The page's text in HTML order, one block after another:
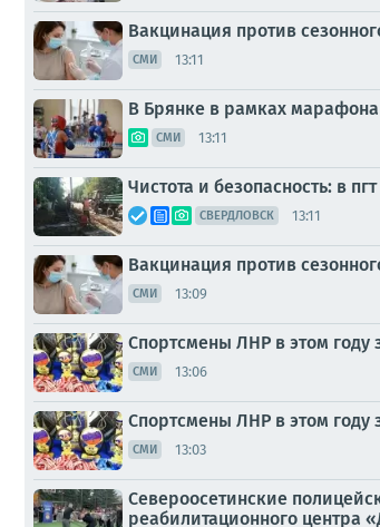
Вакцинация против
СМИ 13:11
В Брянке в рамках
СМИ 13:11
Чистота и безопасность: в
СВЕРДЛОВСК 13:11
Вакцинация против
СМИ 13:09
Спортсмены ЛНР в этом году
СМИ 13:06
Спортсмены ЛНР в этом году
СМИ 13:03
Североосетинские
реабилитационного центра